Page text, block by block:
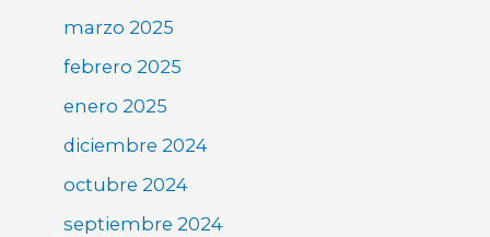
marzo 2025
febrero 2025
enero 2025
diciembre 2024
octubre 2024
septiembre 2024